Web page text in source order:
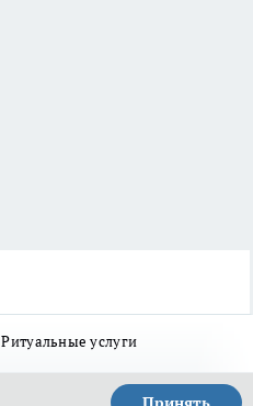
Ритуальные услуги